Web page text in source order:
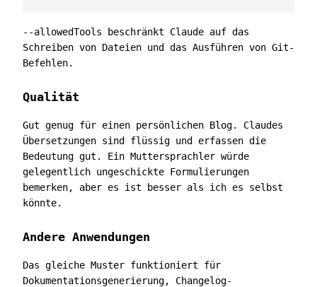
--allowedTools beschränkt Claude auf das
Schreiben von Dateien und das Ausführen von Git-
Befehlen.
Qualität
Gut genug für einen persönlichen Blog. Claudes
Übersetzungen sind flüssig und erfassen die
Bedeutung gut. Ein Muttersprachler würde
gelegentlich ungeschickte Formulierungen
bemerken, aber es ist besser als ich es selbst
könnte.
Andere Anwendungen
Das gleiche Muster funktioniert für
Dokumentationsgenerierung, Changelog-